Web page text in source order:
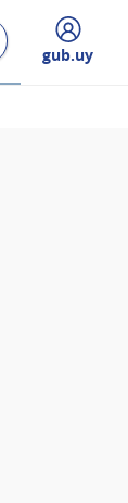
Desplegar
gub.uy